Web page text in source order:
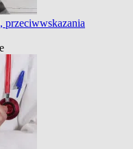
przeciwwskazania